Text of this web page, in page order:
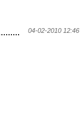
04-02-2010 12:46